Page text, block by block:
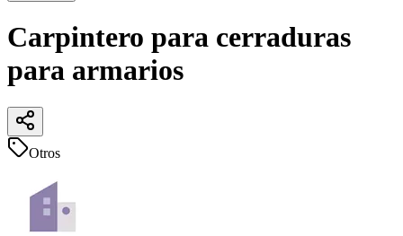
Carpintero para cerraduras
para armarios
Otros